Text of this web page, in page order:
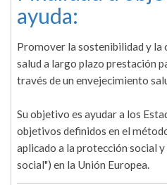
ayuda:
Promover la sostenibilidad y la
salud a largo plazo prestación
través de un envejecimiento
Su objetivo es ayudar a los
objetivos definidos en el
aplicado a la protección social
social") en la Unión Europea.